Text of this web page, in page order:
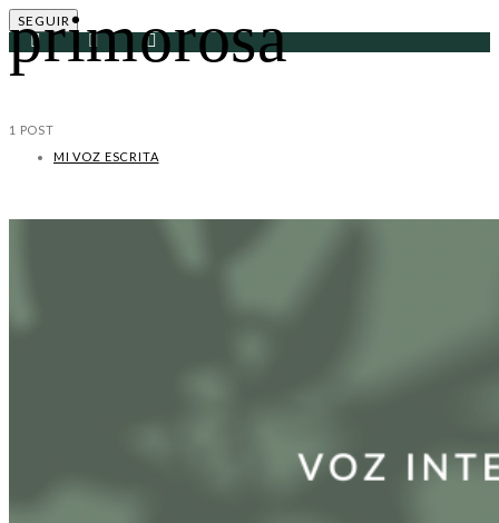
SEGUIR
primorosa
1 POST
MI VOZ ESCRITA